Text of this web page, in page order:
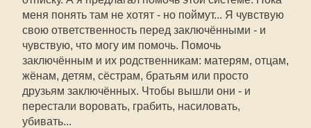
меня понять там не хотят - но поймут... Я чувствую
свою ответственность перед заключёнными - и
чувствую, что могу им помочь. Помочь
заключённым и их родственникам: матерям, отцам,
жёнам, детям, сёстрам, братьям или просто
друзьям заключённых. Чтобы вышли они - и
перестали воровать, грабить, насиловать,
убивать...